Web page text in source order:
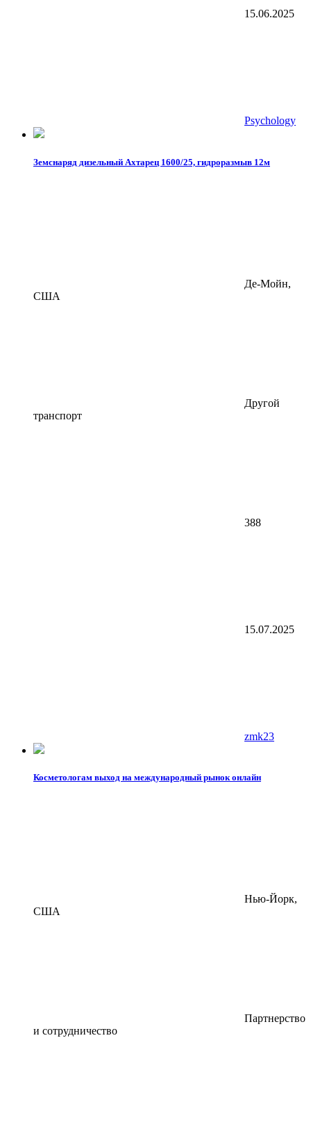
15.06.2025
Psychology
Земснаряд дизельный Ахтарец 1600/25, гидроразмыв 12м
Де-Мойн,
США
Другой
транспорт
388
15.07.2025
zmk23
Косметологам выход на международный рынок онлайн
Нью-Йорк,
США
Партнерство
и сотрудничество